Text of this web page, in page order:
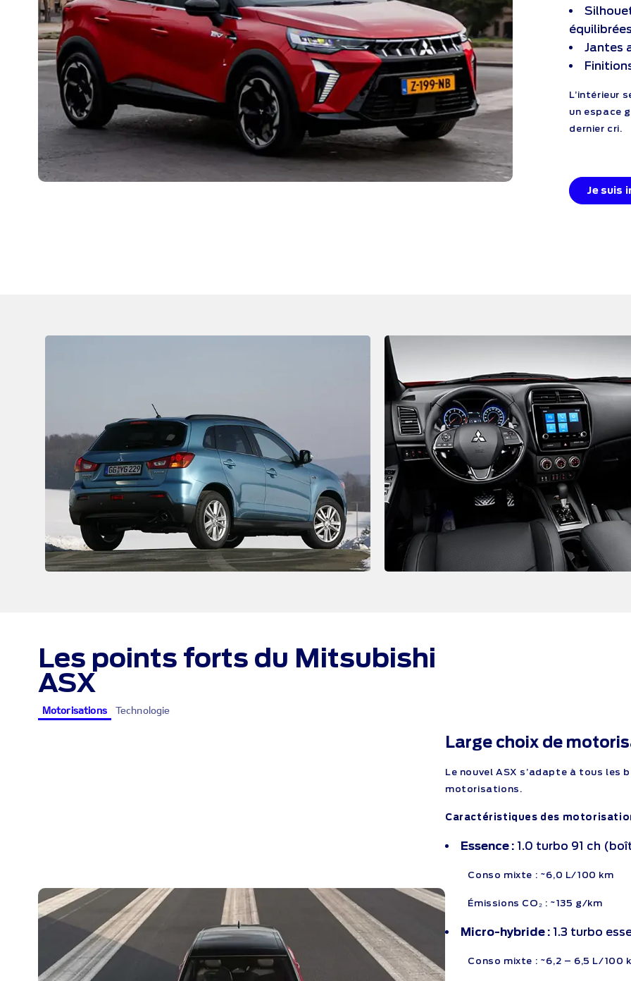
Jantes
L’intérieur
un espace
dernier cri.
Je suis
Les points forts du Mitsubishi
ASX
Motorisations Technologie
Large choix de
Le nouvel ASX s’adapte à tous les
motorisations.
Caractéristiques des
Essence : 1.0 turbo 91 ch
Conso mixte : ~6,0 L/100 km
Émissions CO₂ : ~135 g/km
Micro-hybride : 1.3 turbo
Conso mixte : ~6,2 – 6,5 L/100